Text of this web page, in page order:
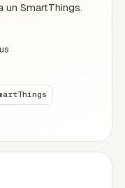
un SmartThings.